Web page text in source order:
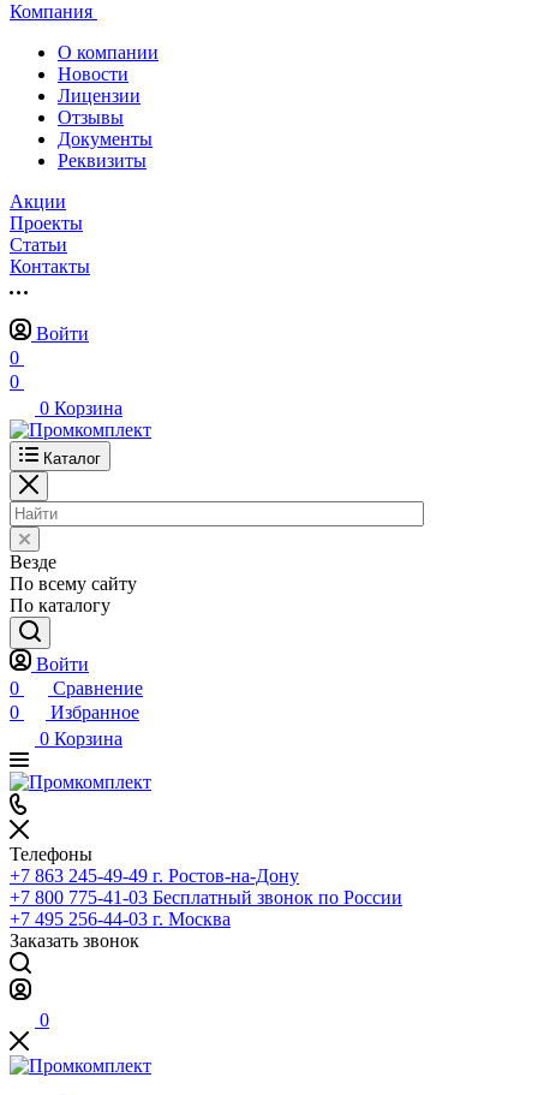
Компания
О компании
Новости
Лицензии
Отзывы
Документы
Реквизиты
Акции
Проекты
Статьи
Контакты
Войти
0
0
0 Корзина
Каталог
Везде
По всему сайту
По каталогу
Войти
0
Сравнение
0
Избранное
0 Корзина
Телефоны
+7 863 245-49-49 г. Ростов-на-Дону
+7 800 775-41-03 Бесплатный звонок по России
+7 495 256-44-03 г. Москва
Заказать звонок
0